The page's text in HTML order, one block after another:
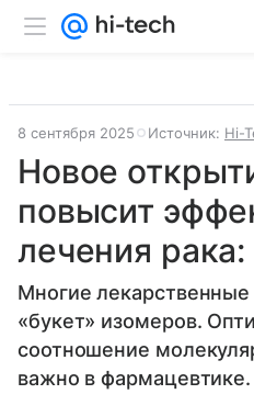
8 сентября 2025 Источник: Hi-
Новое
повысит
лечения
Многие
«букет» изомеров.
соотношение
важно в